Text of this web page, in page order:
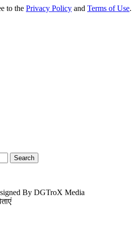
to the Privacy Policy and Terms of Use.
By DGTroX Media